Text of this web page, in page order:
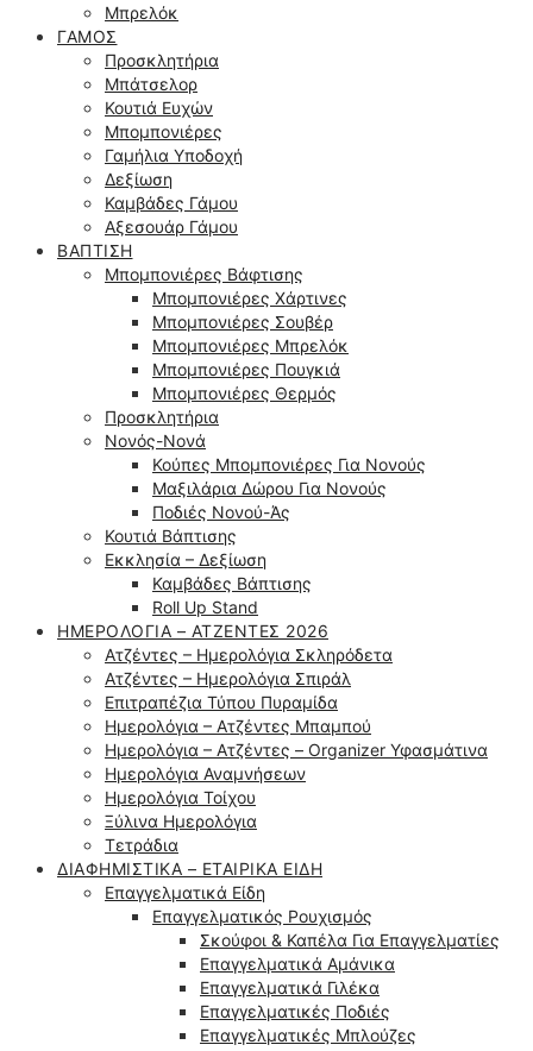
Μπρελόκ
ΓΆΜΟΣ
Προσκλητήρια
Μπάτσελορ
Κουτιά Ευχών
Μπομπονιέρες
Γαμήλια Υποδοχή
Δεξίωση
Καμβάδες Γάμου
Αξεσουάρ Γάμου
ΒΆΠΤΙΣΗ
Μπομπονιέρες Βάφτισης
Μπομπονιέρες Χάρτινες
Μπομπονιέρες Σουβέρ
Μπομπονιέρες Μπρελόκ
Μπομπονιέρες Πουγκιά
Μπομπονιέρες Θερμός
Προσκλητήρια
Νονός-Νονά
Κούπες Μπομπονιέρες Για Νονούς
Μαξιλάρια Δώρου Για Νονούς
Ποδιές Νονού-Άς
Κουτιά Βάπτισης
Εκκλησία – Δεξίωση
Καμβάδες Βάπτισης
Roll Up Stand
ΗΜΕΡΟΛΌΓΙΑ – ΑΤΖΈΝΤΕΣ 2026
Ατζέντες – Ημερολόγια Σκληρόδετα
Ατζέντες – Ημερολόγια Σπιράλ
Επιτραπέζια Τύπου Πυραμίδα
Ημερολόγια – Ατζέντες Μπαμπού
Ημερολόγια – Ατζέντες – Organizer Υφασμάτινα
Ημερολόγια Αναμνήσεων
Ημερολόγια Τοίχου
Ξύλινα Ημερολόγια
Τετράδια
ΔΙΑΦΗΜΙΣΤΙΚΆ – ΕΤΑΙΡΙΚΆ ΕΊΔΗ
Επαγγελματικά Είδη
Επαγγελματικός Ρουχισμός
Σκούφοι & Καπέλα Για Επαγγελματίες
Επαγγελματικά Αμάνικα
Επαγγελματικά Γιλέκα
Επαγγελματικές Ποδιές
Επαγγελματικές Μπλούζες